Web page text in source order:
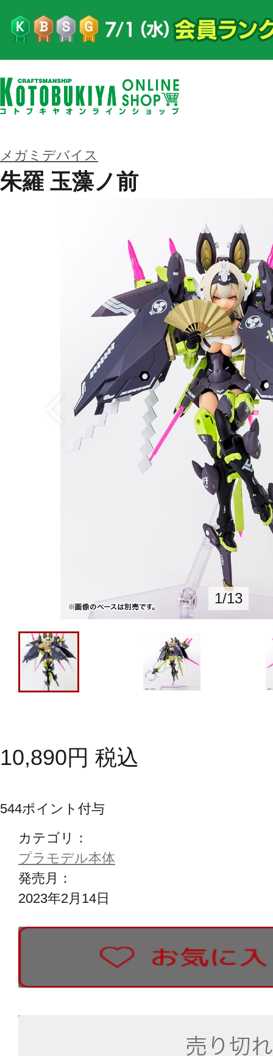
メガミデバイス
朱羅 玉藻ノ前
1/13
10,890円 税込
544ポイント付与
カテゴリ：
プラモデル本体
発売月：
2023年2月14日